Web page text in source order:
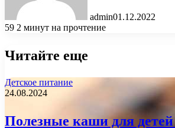
admin01.12.2022
59 2 минут на прочтение
Читайте еще
Детское питание
24.08.2024
Полезные каши для